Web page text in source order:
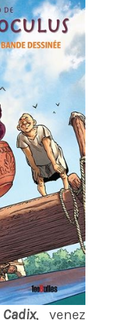
Cadix, venez